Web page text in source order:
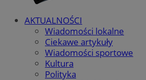
AKTUALNOŚCI
Wiadomości lokalne
Ciekawe artykuły
Wiadomości sportowe
Kultura
Polityka